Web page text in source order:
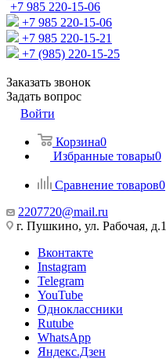
+7 985 220-15-06
+7 985 220-15-06
+7 985 220-15-21
+7 (985) 220-15-25
Заказать звонок
Задать вопрос
Войти
Корзина0
Избранные товары0
Сравнение товаров0
2207720@mail.ru
г. Пушкино, ул. Рабочая, д.1
Вконтакте
Instagram
Telegram
YouTube
Одноклассники
Rutube
WhatsApp
Яндекс.Дзен